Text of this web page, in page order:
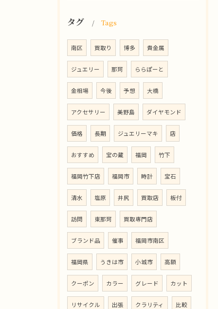
タグ Tags
南区 買取り 博多 貴金属
ジュエリー 那珂 ららぽーと
金相場 今後 予想 大橋
アクセサリー 美野島 ダイヤモンド
価格 長期 ジュエリーマキ 店
おすすめ 宝の蔵 福岡 竹下
福岡竹下店 福岡市 時計 宝石
清水 塩原 井尻 買取店 板付
訪問 東那珂 買取専門店
ブランド品 催事 福岡市南区
福岡県 うきは市 小城市 高額
クーポン カラー グレード カット
リサイクル 出張 クラリティ 比較